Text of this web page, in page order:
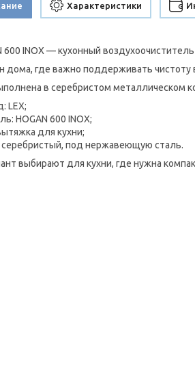
Характеристики
600 INOX — кухонный
дома, где важно поддерживать чистоту
в серебристом металлическом
LEX;
HOGAN 600 INOX;
для кухни;
серебристый, под нержавеющую сталь.
выбирают для кухни, где нужна